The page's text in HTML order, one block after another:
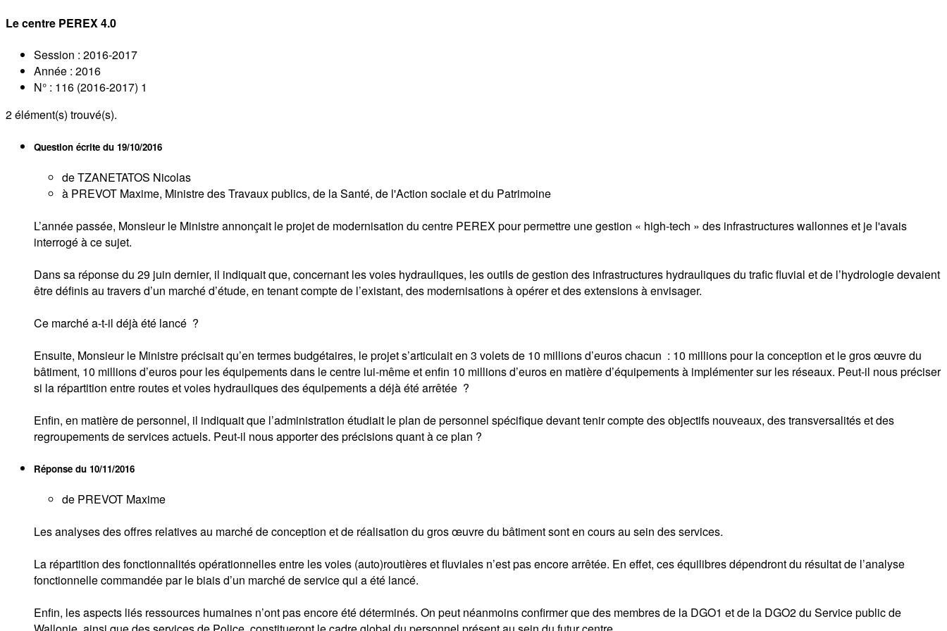
Le centre PEREX 4.0
Session : 2016-2017
Année : 2016
N° : 116 (2016-2017) 1
2élément(s) trouvé(s).
Question écrite du 19/10/2016
de TZANETATOS Nicolas
à PREVOT Maxime, Ministre des Travaux publics, de la Santé, de l'Action sociale et du Patrimoine
L’année passée, Monsieur le Ministre annonçait le projet de modernisation du centre PEREX pour permettre une gestion « high-tech » des infrastructures wallonnes et je l'avais
interrogé à ce sujet.
Dans sa réponse du 29 juin dernier, il indiquait que, concernant les voies hydrauliques, les outils de gestion des infrastructures hydrauliques du trafic fluvial et de l’hydrologie devaient
être définis au travers d’un marché d’étude, en tenant compte de l’existant, des modernisations à opérer et des extensions à envisager.
Ce marché a-t-il déjà été lancé ?
Ensuite, Monsieur le Ministre précisait qu’en termes budgétaires, le projet s’articulait en 3 volets de 10 millions d’euros chacun : 10 millions pour la conception et le gros œuvre du
bâtiment, 10 millions d’euros pour les équipements dans le centre lui-même et enfin 10 millions d’euros en matière d’équipements à implémenter sur les réseaux. Peut-il nous préciser
si la répartition entre routes et voies hydrauliques des équipements a déjà été arrêtée ?
Enfin, en matière de personnel, il indiquait que l’administration étudiait le plan de personnel spécifique devant tenir compte des objectifs nouveaux, des transversalités et des
regroupements de services actuels. Peut-il nous apporter des précisions quant à ce plan ?
Réponse du 10/11/2016
de PREVOT Maxime
Les analyses des offres relatives au marché de conception et de réalisation du gros œuvre du bâtiment sont en cours au sein des services.
La répartition des fonctionnalités opérationnelles entre les voies (auto)routières et fluviales n’est pas encore arrêtée. En effet, ces équilibres dépendront du résultat de l’analyse
fonctionnelle commandée par le biais d’un marché de service qui a été lancé.
Enfin, les aspects liés ressources humaines n’ont pas encore été déterminés. On peut néanmoins confirmer que des membres de la DGO1 et de la DGO2 du Service public de